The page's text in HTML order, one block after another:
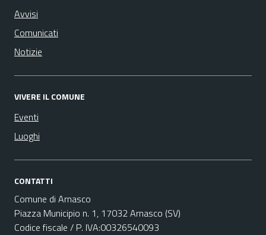
Avvisi
Comunicati
Notizie
VIVERE IL COMUNE
Eventi
Luoghi
CONTATTI
Comune di Arnasco
Piazza Municipio n. 1, 17032 Arnasco (SV)
Codice fiscale / P. IVA:00326540093